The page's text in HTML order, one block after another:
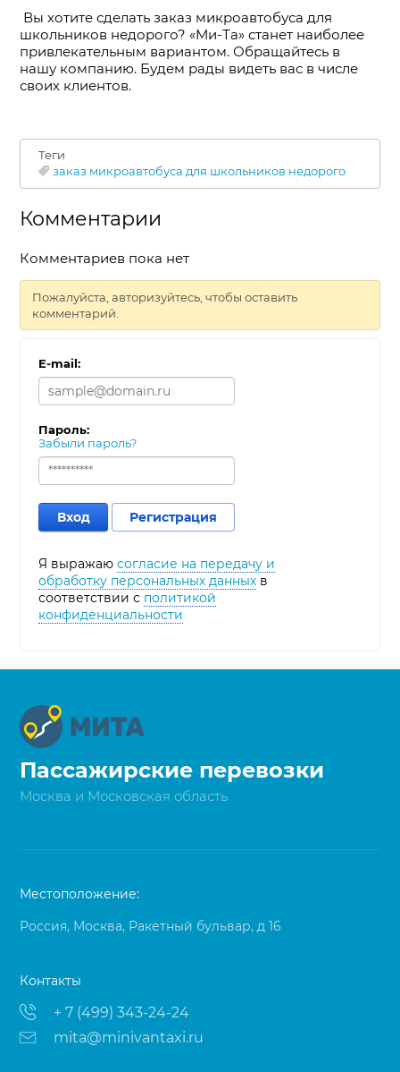
Вы хотите сделать заказ микроавтобуса для
школьников недорого? «Ми-Та» станет наиболее
привлекательным вариантом. Обращайтесь в
нашу компанию. Будем рады видеть вас в числе
своих клиентов.
Теги
заказ микроавтобуса для школьников недорого
Комментарии
Комментариев пока нет
Пожалуйста, авторизуйтесь, чтобы оставить
комментарий.
E-mail:
Пароль:
Забыли пароль?
Регистрация
Вход
Я выражаюсогласие на передачу и
обработку персональных данных в
соответствии с политикой
конфиденциальности
Пассажирские перевозки
Москва и Московская область
Местоположение:
Россия, Москва, Ракетный бульвар, д 16
Контакты
+ 7 (499) 343-24-24
mita@minivantaxi.ru